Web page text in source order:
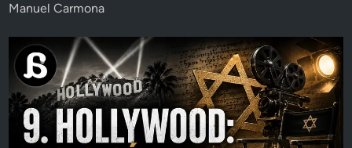
Manuel Carmona